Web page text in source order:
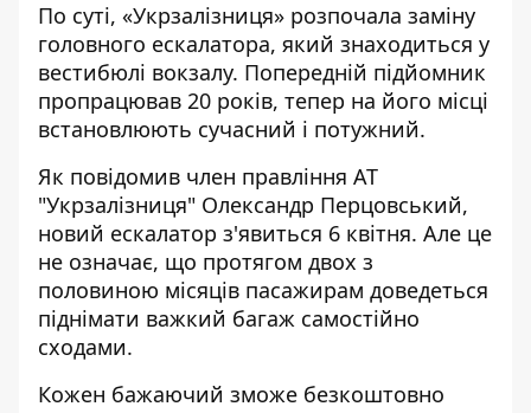
По суті, «Укрзалізниця» розпочала заміну
головного ескалатора, який знаходиться у
вестибюлі вокзалу. Попередній підйомник
пропрацював 20 років, тепер на його місці
встановлюють сучасний і потужний.
Як повідомив член правління АТ
"Укрзалізниця" Олександр Перцовський,
новий ескалатор з'явиться 6 квітня. Але це
не означає, що протягом двох з
половиною місяців пасажирам доведеться
піднімати важкий багаж самостійно
сходами.
Кожен бажаючий зможе безкоштовно